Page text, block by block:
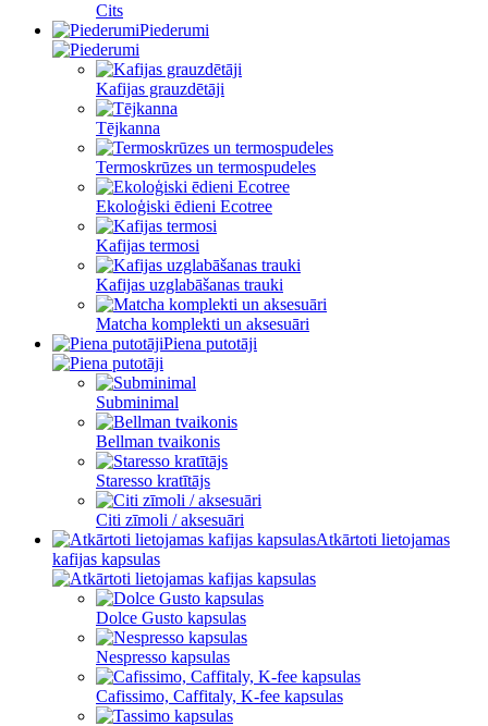
Cits
Piederumi
Kafijas grauzdētāji
Tējkanna
Termoskrūzes un termospudeles
Ekoloģiski ēdieni Ecotree
Kafijas termosi
Kafijas uzglabāšanas trauki
Matcha komplekti un aksesuāri
Piena putotāji
Subminimal
Bellman tvaikonis
Staresso kratītājs
Citi zīmoli / aksesuāri
Atkārtoti lietojamas
kafijas kapsulas
Dolce Gusto kapsulas
Nespresso kapsulas
Cafissimo, Caffitaly, K-fee kapsulas